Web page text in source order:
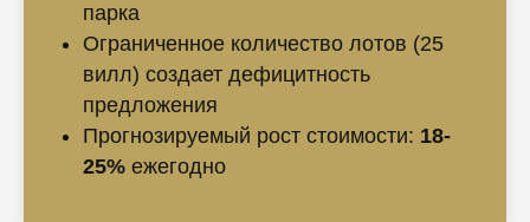
парка
Ограниченное количество лотов (25
вилл) создает дефицитность
предложения
Прогнозируемый рост стоимости: 18-
25% ежегодно